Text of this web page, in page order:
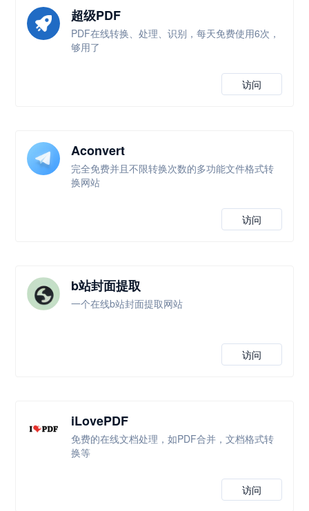
超级PDF
PDF在线转换、处理、识别，每天免费使用6次，
够用了
访问
Aconvert
完全免费并且不限转换次数的多功能文件格式转
换网站
访问
b站封面提取
一个在线b站封面提取网站
访问
iLovePDF
免费的在线文档处理，如PDF合并，文档格式转
换等
访问